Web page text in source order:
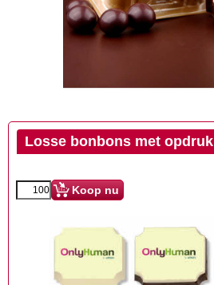
Losse bonbons met opdruk
Koop nu